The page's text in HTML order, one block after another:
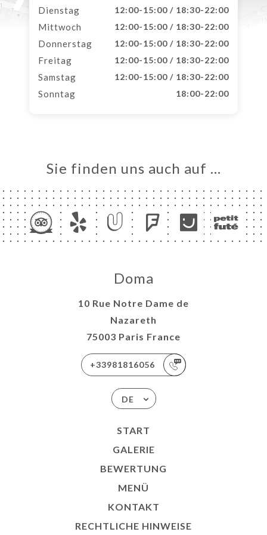
Dienstag 12:00-15:00 / 18:30-22:00
Mittwoch 12:00-15:00 / 18:30-22:00
Donnerstag 12:00-15:00 / 18:30-22:00
Freitag 12:00-15:00 / 18:30-22:00
Samstag 12:00-15:00 / 18:30-22:00
Sonntag 18:00-22:00
Sie finden uns auch auf …
Doma
10 Rue Notre Dame de
Nazareth
75003 Paris France
+33981816056
DE
START
GALERIE
BEWERTUNG
MENÜ
KONTAKT
RECHTLICHE HINWEISE